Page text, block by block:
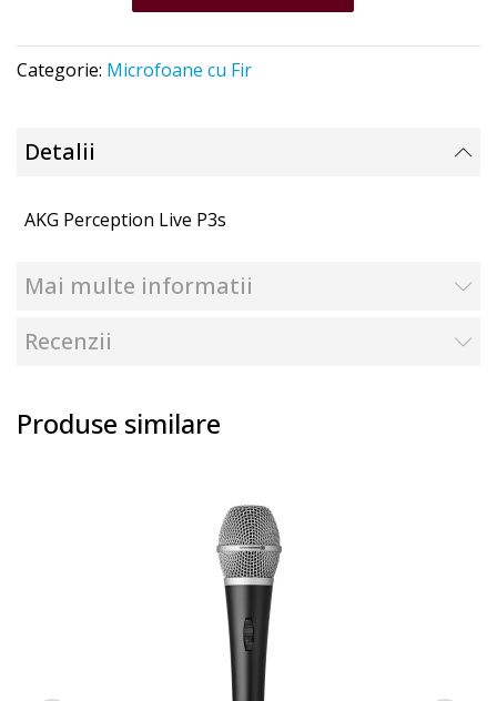
Categorie: Microfoane cu Fir
Detalii
AKG Perception Live P3s
Mai multe informatii
Recenzii
Produse similare